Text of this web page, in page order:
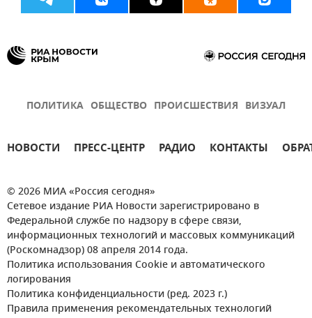
ПОЛИТИКА ОБЩЕСТВО ПРОИСШЕСТВИЯ ВИЗУАЛ
НОВОСТИ ПРЕСС-ЦЕНТР РАДИО КОНТАКТЫ
© 2026 МИА «Россия сегодня»
Сетевое издание РИА Новости зарегистрировано в
Федеральной службе по надзору в сфере связи,
информационных технологий и массовых коммуникаций
(Роскомнадзор) 08 апреля 2014 года.
Политика использования Cookie и автоматического
логирования
Политика конфиденциальности (ред. 2023 г.)
Правила применения рекомендательных технологий